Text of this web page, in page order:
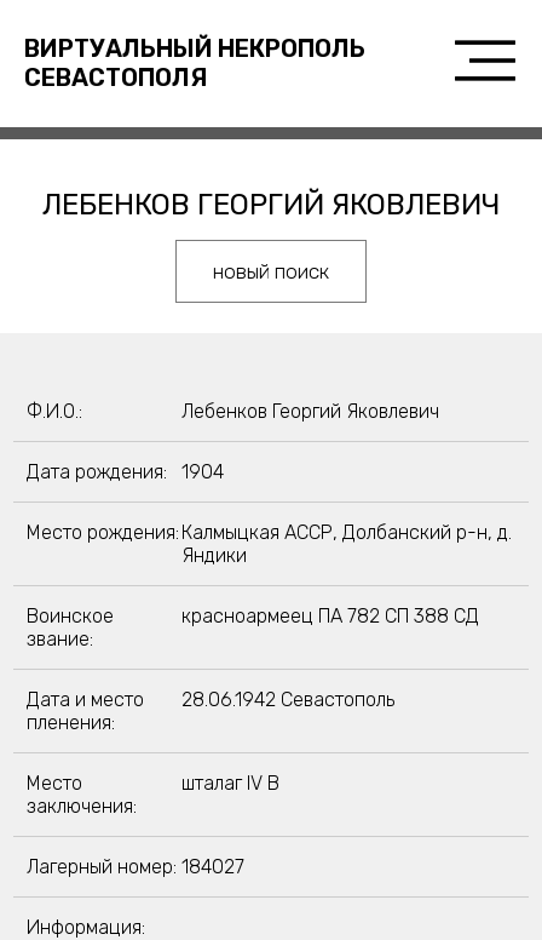
ВИРТУАЛЬНЫЙ НЕКРОПОЛЬ
СЕВАСТОПОЛЯ
ЛЕБЕНКОВ ГЕОРГИЙ ЯКОВЛЕВИЧ
новый поиск
Ф.И.О.: Лебенков Георгий Яковлевич
Дата рождения: 1904
Место рождения: Калмыцкая АССР, Долбанский р-н, д.
Яндики
Воинское
звание:
красноармеец ПА 782 СП 388 СД
Дата и место
пленения:
28.06.1942 Севастополь
Место
заключения:
шталаг IV B
Лагерный номер: 184027
Информация: